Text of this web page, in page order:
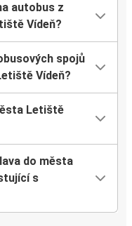
autobus z
Vídeň?
spojů
Vídeň?
Letiště
do města
s